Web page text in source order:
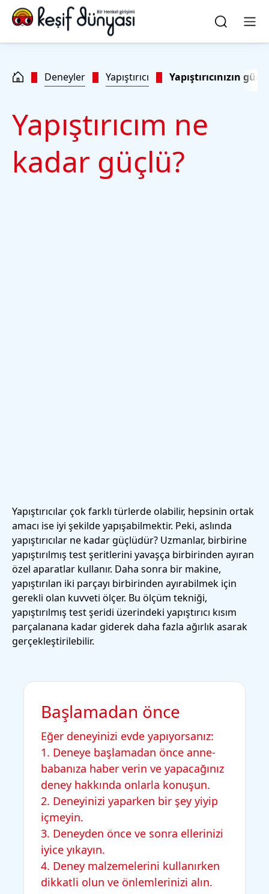
Skip to main content
Skip to footer
quick
Deneyler Yapıştırıcı Yapıştırıcınızın
Yapıştırıcım ne
kadar güçlü?
Yapıştırıcılar çok farklı türlerde olabilir, hepsinin ortak
amacı ise iyi şekilde yapışabilmektir. Peki, aslında
yapıştırıcılar ne kadar güçlüdür? Uzmanlar, birbirine
yapıştırılmış test şeritlerini yavaşça birbirinden ayıran
özel aparatlar kullanır. Daha sonra bir makine,
yapıştırılan iki parçayı birbirinden ayırabilmek için
gerekli olan kuvveti ölçer. Bu ölçüm tekniği,
yapıştırılmış test şeridi üzerindeki yapıştırıcı kısım
parçalanana kadar giderek daha fazla ağırlık asarak
gerçekleştirilebilir.
Başlamadan önce
Eğer deneyinizi evde yapıyorsanız:
1. Deneye başlamadan önce anne-
babanıza haber verin ve yapacağınız
deney hakkında onlarla konuşun.
2. Deneyinizi yaparken bir şey yiyip
içmeyin.
3. Deneyden önce ve sonra ellerinizi
iyice yıkayın.
4. Deney malzemelerini kullanırken
dikkatli olun ve önlemlerinizi alın.